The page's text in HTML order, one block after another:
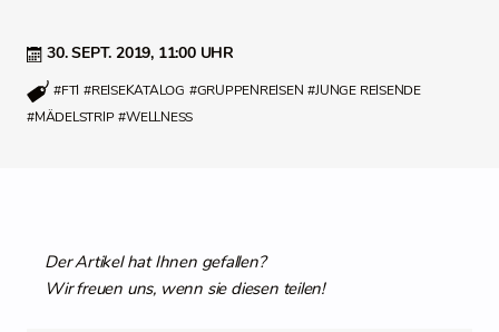
30. SEPT. 2019, 11:00 UHR
#FTI #REISEKATALOG #GRUPPENREISEN #JUNGE REISENDE
#MÄDELSTRIP #WELLNESS
Der Artikel hat Ihnen gefallen?
Wir freuen uns, wenn sie diesen teilen!